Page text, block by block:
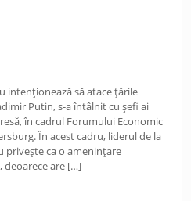
intenționează să atace țările
Putin, s-a întâlnit cu șefi ai
în cadrul Forumului Economic
În acest cadru, liderul de la
privește ca o amenințare
deoarece are […]